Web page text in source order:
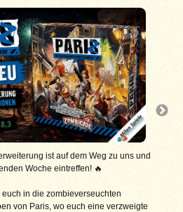
ist auf dem Weg zu uns und
Woche eintreffen! 🔥
in die zombieverseuchten
von Paris, wo euch eine verzweigte